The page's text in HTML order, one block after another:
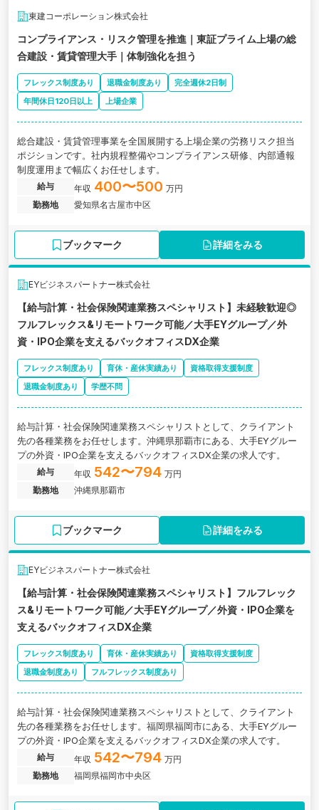
東建コーポレーション株式会社
コンプライアンス・リスク管理を推進｜東証プライム上場の総
合建設・賃貸管理大手｜体制強化を担う
フレックス制度あり 退職金制度あり
完全週休2日制
年間休日120日以上
上場企業
総合建設・賃貸管理事業を全国展開する上場企業の労務リスク担当
ポジションです。社内規程整備やコンプライアンス研修、内部通報
制度運用まで幅広くお任せします。
給与 年収 400〜500 万円
勤務地
愛知県名古屋市中区
ブックマーク 詳細をみる
EYビジネスパートナー株式会社
【給与計算・社会保険関連業務スペシャリスト】未経験歓迎◎
フルフレックス&リモートワーク可能／大手EYグループ／外
資・IPO企業を支えるバックオフィスDX企業
フレックス制度あり 育休・産休実績あり
資格取得支援制度
退職金制度あり
学歴不問
給与計算・社会保険関連業務スペシャリストとして、クライアント
先の各種業務をお任せします。沖縄県那覇市にある、大手EYグルー
プの外資・IPO企業を支えるバックオフィスDX企業の求人です。
給与 年収 542〜794 万円
勤務地
沖縄県那覇市
ブックマーク 詳細をみる
EYビジネスパートナー株式会社
【給与計算・社会保険関連業務スペシャリスト】フルフレック
ス&リモートワーク可能／大手EYグループ／外資・IPO企業を
支えるバックオフィスDX企業
フレックス制度あり 育休・産休実績あり
資格取得支援制度
退職金制度あり
フルフレックス制度あり
給与計算・社会保険関連業務スペシャリストとして、クライアント
先の各種業務をお任せします。福岡県福岡市にある、大手EYグルー
プの外資・IPO企業を支えるバックオフィスDX企業の求人です。
給与 年収 542〜794 万円
勤務地
福岡県福岡市中央区